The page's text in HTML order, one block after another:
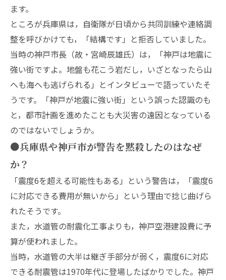
ます。
ところが兵庫県は，自衛隊が日頃から共同訓練や連絡調
整を呼びかけても，「結構です」と拒否していました。
当時の神戸市長（故・宮崎辰雄氏）は，「神戸は地震に
強い街ですよ。地盤も花こう岩だし，いざとなったら山
へも海へも逃げられる」とインタビューで語っていたそ
うです。「神戸が地震に強い街」という誤った認識のも
と，都市計画を進めたことも大災害の遠因となっている
のではないでしょうか。
●兵庫県や神戸市が警告を黙殺したのはなぜ
か？
「震度6を超える可能性もある」という警告は，「震度6
に対応できる費用が無いから」という理由で捻じ曲げら
れたそうです。
また，水道管の耐震化工事よりも，神戸空港建設費に予
算が使われました。
当時，水道管の大半は継ぎ手部分が弱く，震度6に対応
できる耐震管は1970年代に登場したばかりでした。神戸